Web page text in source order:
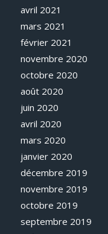
avril 2021
mars 2021
février 2021
novembre 2020
octobre 2020
août 2020
juin 2020
avril 2020
mars 2020
janvier 2020
décembre 2019
novembre 2019
octobre 2019
septembre 2019